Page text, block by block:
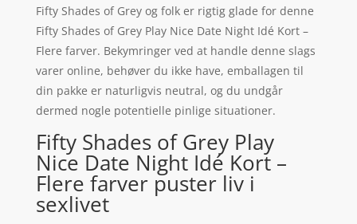
Fifty Shades of Grey og folk er rigtig glade for denne
Fifty Shades of Grey Play Nice Date Night Idé Kort –
Flere farver. Bekymringer ved at handle denne slags
varer online, behøver du ikke have, emballagen til
din pakke er naturligvis neutral, og du undgår
dermed nogle potentielle pinlige situationer.
Fifty Shades of Grey Play
Nice Date Night Idé Kort –
Flere farver puster liv i
sexlivet